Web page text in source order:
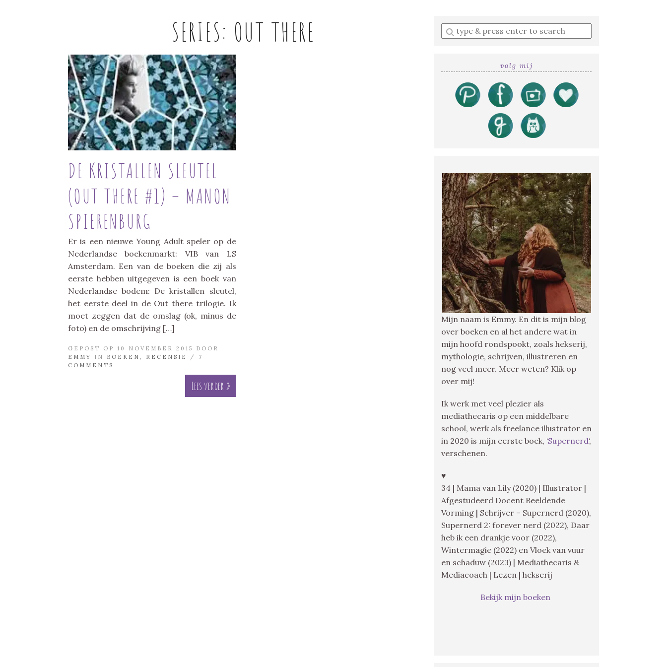
SERIES: OUT THERE
DE KRISTALLEN SLEUTEL
(OUT THERE #1) – MANON
SPIERENBURG
Er is een nieuwe Young Adult speler op de
Nederlandse boekenmarkt: VIB van LS
Amsterdam. Een van de boeken die zij als
eerste hebben uitgegeven is een boek van
Nederlandse bodem: De kristallen sleutel,
het eerste deel in de Out there trilogie. Ik
moet zeggen dat de omslag (ok, minus de
foto) en de omschrijving […]
GEPOST OP 10 NOVEMBER 2015 DOOR
EMMY
IN BOEKEN , RECENSIE / 7
COMMENTS
Lees verder »
Enter
a
volg mij
Mijn naam is Emmy. En dit is mijn blog
over boeken en al het andere wat in
mijn hoofd rondspookt, zoals hekserij,
mythologie, schrijven, illustreren en
nog veel meer. Meer weten? Klik op
over mij!
Ik werk met veel plezier als
mediathecaris op een middelbare
school, werk als freelance illustrator en
in 2020 is mijn eerste boek, ‘Supernerd‘,
verschenen.
♥
34 | Mama van Lily (2020) | Illustrator |
Afgestudeerd Docent Beeldende
Vorming | Schrijver – Supernerd (2020),
Supernerd 2: forever nerd (2022), Daar
heb ik een drankje voor (2022),
Wintermagie (2022) en Vloek van vuur
en schaduw (2023) | Mediathecaris &
Mediacoach | Lezen | hekserij
Bekijk mijn boeken